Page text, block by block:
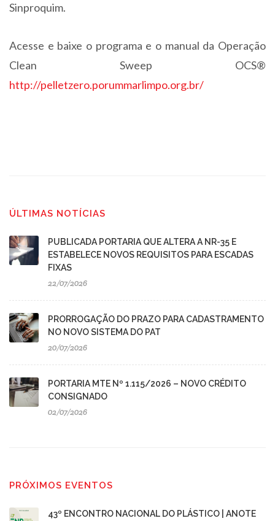
Sinproquim.
Acesse e baixe o programa e o manual da Operação
Clean Sweep OCS®
http://pelletzero.porummarlimpo.org.br/
ÚLTIMAS NOTÍCIAS
PUBLICADA PORTARIA QUE ALTERA A NR-35 E
ESTABELECE NOVOS REQUISITOS PARA ESCADAS
FIXAS
22/07/2026
PRORROGAÇÃO DO PRAZO PARA CADASTRAMENTO
NO NOVO SISTEMA DO PAT
20/07/2026
PORTARIA MTE Nº 1.115/2026 – NOVO CRÉDITO
CONSIGNADO
02/07/2026
PRÓXIMOS EVENTOS
43º ENCONTRO NACIONAL DO PLÁSTICO | ANOTE